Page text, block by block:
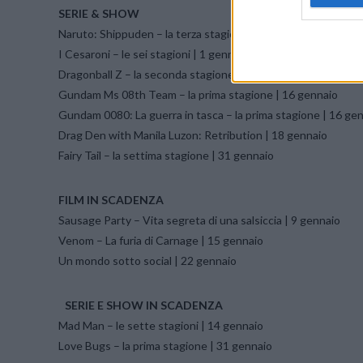
SERIE & SHOW
Naruto: Shippuden – la terza stagione | 1 gennaio
I Cesaroni – le sei stagioni | 1 gennaio
Dragonball Z – la seconda stagione | 9 gennaio
Gundam Ms 08th Team – la prima stagione | 16 gennaio
Gundam 0080: La guerra in tasca – la prima stagione | 16
Drag Den with Manila Luzon: Retribution | 18 gennaio
Fairy Tail – la settima stagione | 31 gennaio
FILM IN SCADENZA
Sausage Party – Vita segreta di una salsiccia | 9 gennaio
Venom – La furia di Carnage | 15 gennaio
Un mondo sotto social | 22 gennaio
SERIE E SHOW IN SCADENZA
Mad Man – le sette stagioni | 14 gennaio
Love Bugs – la prima stagione | 31 gennaio